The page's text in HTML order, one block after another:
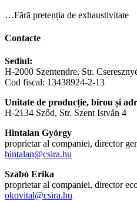
…Fără pretenția de exhaustivitate
Contacte
Sediul:
H-2000 Szentendre, Str.
Cod fiscal: 13438924-2-13
Unitate de producție, birou și
H-2134 Sződ, Str. Szent István 4
Hintalan György
proprietar al companiei, director
hintalan@csira.hu
Szabó Erika
proprietar al companiei, director
okovital@csira.hu